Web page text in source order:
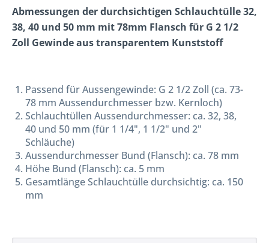
Abmessungen der durchsichtigen Schlauchtülle 32,
38, 40 und 50 mm mit 78mm Flansch für G 2 1/2
Zoll Gewinde aus transparentem Kunststoff
Passend für Aussengewinde: G 2 1/2 Zoll (ca. 73-
78 mm Aussendurchmesser bzw. Kernloch)
Schlauchtüllen Aussendurchmesser: ca. 32, 38,
40 und 50 mm (für 1 1/4", 1 1/2" und 2"
Schläuche)
Aussendurchmesser Bund (Flansch): ca. 78 mm
Höhe Bund (Flansch): ca. 5 mm
Gesamtlänge Schlauchtülle durchsichtig: ca. 150
mm